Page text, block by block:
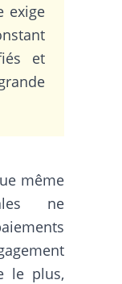
exige
et
même
ne
le plus,